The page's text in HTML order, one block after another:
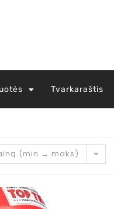
Tvarkaraštis
(min → maks)